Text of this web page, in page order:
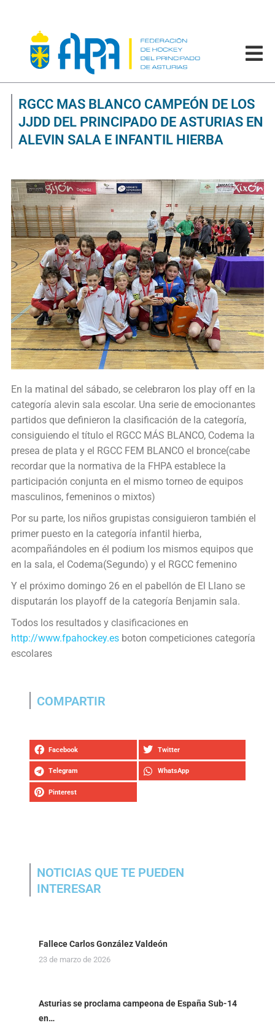
RGCC MAS BLANCO CAMPEÓN DE LOS
JJDD DEL PRINCIPADO DE ASTURIAS EN
ALEVIN SALA E INFANTIL HIERBA
En la matinal del sábado, se celebraron los play off en la
categoría alevin sala escolar. Una serie de emocionantes
partidos que definieron la clasificación de la categoría,
consiguiendo el título el RGCC MÁS BLANCO, Codema la
presea de plata y el RGCC FEM BLANCO el bronce(cabe
recordar que la normativa de la FHPA establece la
participación conjunta en el mismo torneo de equipos
masculinos, femeninos o mixtos)
Por su parte, los niños grupistas consiguieron también el
primer puesto en la categoría infantil hierba,
acompañándoles en él podium los mismos equipos que
en la sala, el Codema(Segundo) y el RGCC femenino
Y el próximo domingo 26 en el pabellón de El Llano se
disputarán los playoff de la categoría Benjamin sala.
Todos los resultados y clasificaciones en
http://www.fpahockey.esboton competiciones categoría
escolares
COMPARTIR
Facebook Twitter
Telegram WhatsApp
Pinterest
NOTICIAS QUE TE PUEDEN
INTERESAR
Fallece Carlos González Valdeón
23 de marzo de 2026
Asturias se proclama campeona de España Sub-14
en…